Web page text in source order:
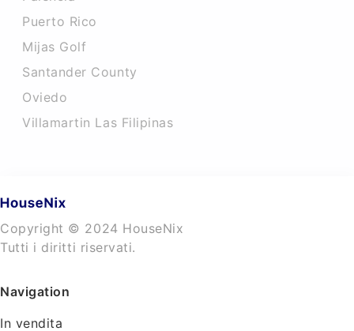
Puerto Rico
Mijas Golf
Santander County
Oviedo
Villamartin Las Filipinas
Copyright © 2024 HouseNix
Tutti i diritti riservati.
Navigation
In vendita